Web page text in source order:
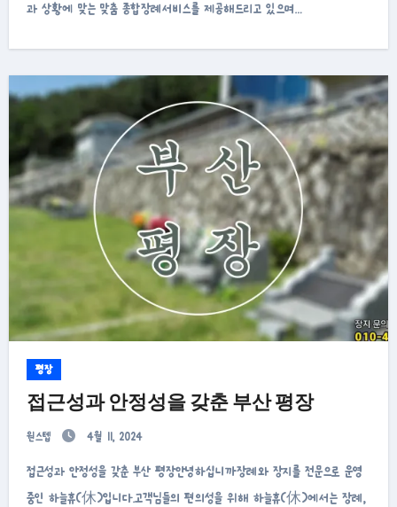
과 상황에 맞는 맞춤 종합장례서비스를 제공해드리고 있으며…
평장
접근성과 안정성을 갖춘 부산 평장
원스텝 4월 11, 2024
접근성과 안정성을 갖춘 부산 평장안녕하십니까장례와 장지를 전문으로 운영
중인 하늘휴(休)입니다.고객님들의 편의성을 위해 하늘휴(休)에서는 장례,